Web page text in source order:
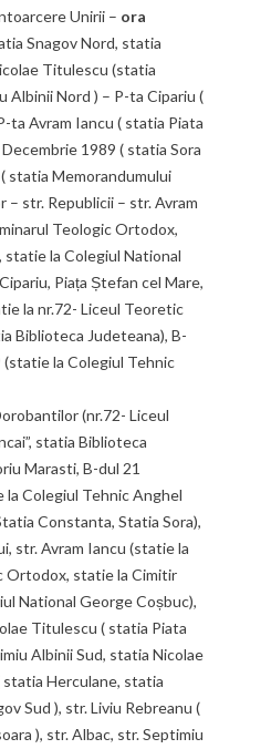
Unirii – ora
Snagov Nord, statia
Titulescu (statia
Nord ) – P-ta Cipariu (
ta Avram Iancu ( statia Piata
1989 ( statia Sora
statia Memorandumului
– str. Republicii – str. Avram
Teologic Ortodox,
la Colegiul National
Piața Ștefan cel Mare,
la nr.72- Liceul Teoretic
Biblioteca Judeteana), B-
la Colegiul Tehnic
(nr.72- Liceul
statia Biblioteca
Marasti, B-dul 21
Colegiul Tehnic Anghel
Constanta, Statia Sora),
str. Avram Iancu (statie la
Ortodox, statie la Cimitir
National George Coșbuc),
Titulescu ( statia Piata
Albinii Sud, statia Nicolae
Herculane, statia
Sud ), str. Liviu Rebreanu (
), str. Albac, str. Septimiu